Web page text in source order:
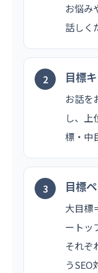
お悩み
話しく
目標
お話を
し、上
標・中
目標
大目標
ートッ
それぞ
うSEO